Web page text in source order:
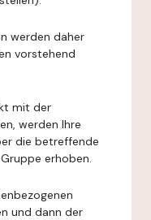
werden daher
vorstehend
mit der
werden Ihre
die betreffende
erhoben.
und dann der